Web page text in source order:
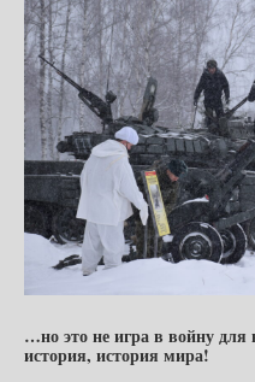
…но это не игра в войну
история, история мира!